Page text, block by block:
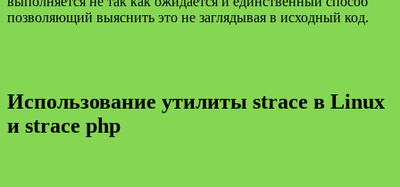
позволяющий выяснить это не заглядывая в исходный код.
Использование утилиты strace в Linux
и strace php